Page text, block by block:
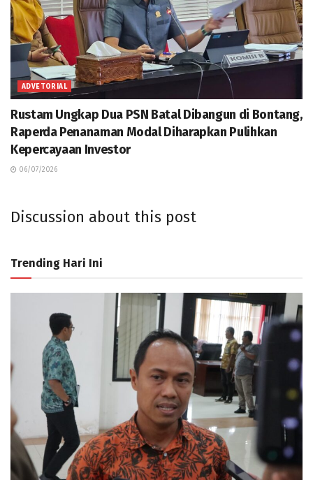
ADVETORIAL
Rustam Ungkap Dua PSN Batal Dibangun di Bontang,
Raperda Penanaman Modal Diharapkan Pulihkan
Kepercayaan Investor
06/07/2026
Discussion about this post
Trending Hari Ini